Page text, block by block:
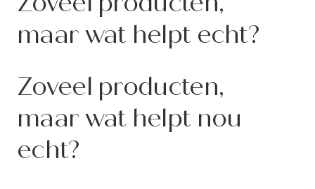
maar wat helpt echt?
Zoveel producten,
maar wat helpt nou
echt?